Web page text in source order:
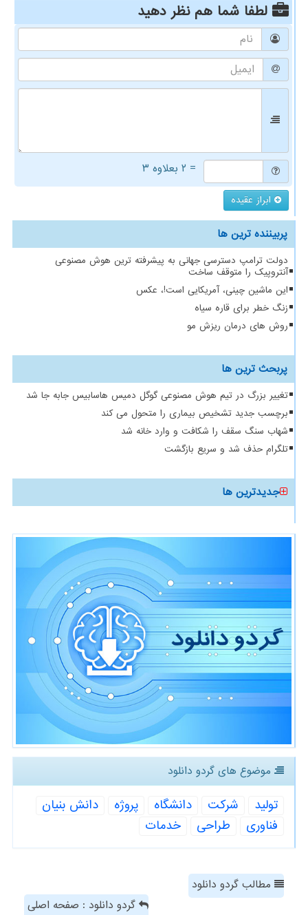
لطفا شما همنظر دهید
= ۲ بعلاوه ۳
ابراز عقیده
پربیننده ترین ها
دولت ترامپ دسترسی جهانی به پیشرفته ترین هوش مصنوعی
آنتروپیک را متوقف ساخت
این ماشین چینی، آمریکایی است!، عکس
زنگ خطر برای قاره سیاه
روش های درمان ریزش مو
پربحث ترین ها
تغییر بزرگ در تیم هوش مصنوعی گوگل دمیس هاسابیس جابه جا شد
برچسب جدید تشخیص بیماری را متحول می کند
شهاب سنگ سقف را شکافت و وارد خانه شد
تلگرام حذف شد و سریع بازگشت
جدیدترین ها
موضوع های گردو دانلود
تولید شركت دانشگاه پروژه
دانش بنیان
فناوری
طراحی خدمات
مطالب گردو دانلود
گردو دانلود : صفحه اصلی